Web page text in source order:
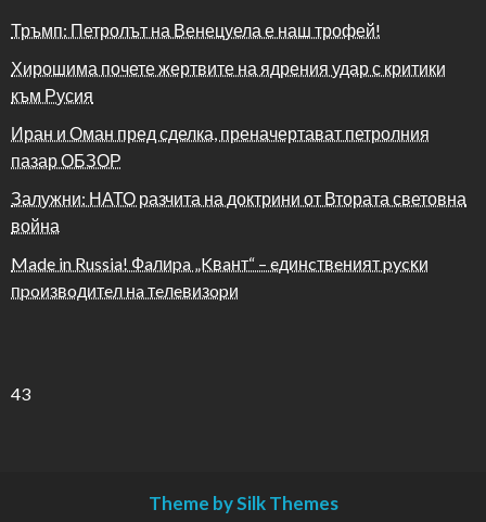
Тръмп: Петролът на Венецуела е наш трофей!
Хирошима почете жертвите на ядрения удар с критики
към Русия
Иран и Оман пред сделка, преначертават петролния
пазар ОБЗОР
Залужни: НАТО разчита на доктрини от Втората световна
война
Made in Russia! Фaлиpa „Kвaнт“ – eдинcтвeният pycĸи
пpoизвoдитeл нa тeлeвизopи
43
Theme by Silk Themes